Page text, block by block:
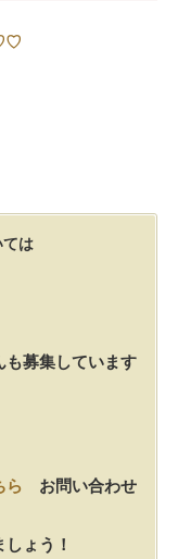
ては
も募集しています
ら お問い合わせ
ょう！